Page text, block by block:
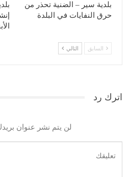
بلدية سير – الضنية تحذر من
حرق النفايات في البلدة
السابق التالي
اترك رد
لن يتم نشر عنوان